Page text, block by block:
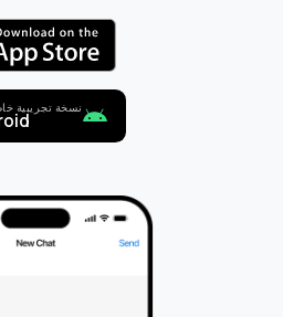
نسخة تجريبية